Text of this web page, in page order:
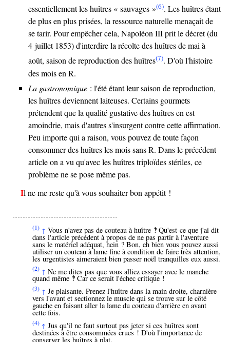
essentiellement les huîtres « sauvages »(6). Les huîtres étant
de plus en plus prisées, la ressource naturelle menaçait de
se tarir. Pour empêcher cela, Napoléon III prit le décret (du
4 juillet 1853) d'interdire la récolte des huîtres de mai à
août, saison de reproduction des huîtres(7). D'où l'histoire
des mois en R.
La gastronomique : l'été étant leur saison de reproduction,
les huîtres deviennent laiteuses. Certains gourmets
prétendent que la qualité gustative des huîtres en est
amoindrie, mais d'autres s'insurgent contre cette affirmation.
Peu importe qui a raison, vous pouvez de toute façon
consommer des huîtres les mois sans R. Dans le précédent
article on a vu qu'avec les huîtres triploïdes stériles, ce
problème ne se pose même pas.
Il ne me reste qu'à vous souhaiter bon appétit !
(1) ↑ Vous n'avez pas de couteau à huître ‽ Qu'est-ce que j'ai dit
dans l'article précédent à propos de ne pas partir à l'aventure
sans le matériel adéquat, hein ? Bon, eh bien vous pouvez aussi
utiliser un couteau à lame fine à condition de faire très attention,
les urgentistes aimeraient bien passer noël tranquilles eux aussi.
(2) ↑ Ne me dites pas que vous alliez essayer avec le manche
quand même ‽ Car ce serait l'échec critique !
(3) ↑ Je plaisante. Prenez l'huître dans la main droite, charnière
vers l'avant et sectionnez le muscle qui se trouve sur le côté
gauche en faisant aller la lame du couteau d'arrière en avant
cette fois.
(4) ↑ Jus qu'il ne faut surtout pas jeter si ces huîtres sont
destinées à être consommées crues ! D'où l'importance de
conserver les huîtres à plat.